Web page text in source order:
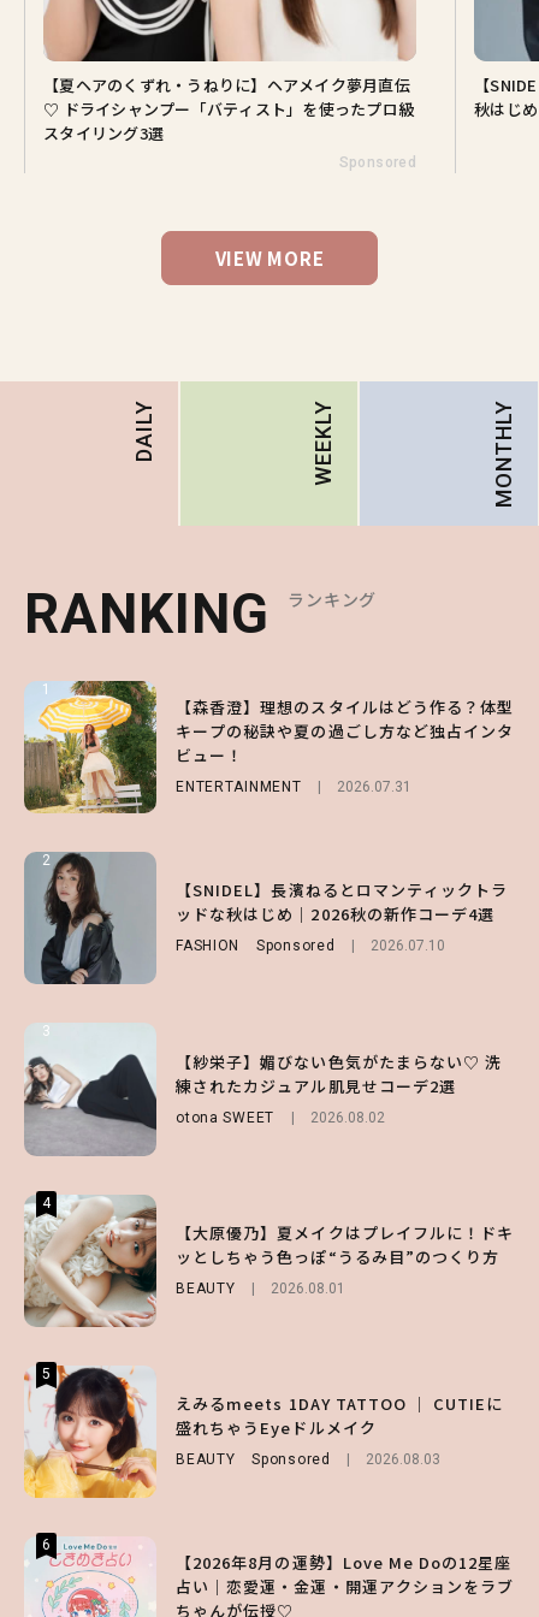
【夏ヘアのくずれ・うねりに】ヘアメイク夢月直伝
♡ ドライシャンプー「バティスト」を使ったプロ級
スタイリング3選
Sponsored
【
秋はじ
VIEW MORE
DAILY WEEKLY MONTHLY
RANKING ランキング
1
【森香澄】理想のスタイルはどう作る？体型
キープの秘訣や夏の過ごし方など独占インタ
ビュー！
ENTERTAINMENT 2026.07.31
2
【SNIDEL】長濱ねるとロマンティックトラ
ッドな秋はじめ｜2026秋の新作コーデ4選
FASHION Sponsored 2026.07.10
3
【紗栄子】媚びない色気がたまらない♡ 洗
練されたカジュアル肌見せコーデ2選
otona SWEET 2026.08.02
4
【大原優乃】夏メイクはプレイフルに！ドキ
ッとしちゃう色っぽ“うるみ目”のつくり方
BEAUTY 2026.08.01
5
えみるmeets 1DAY TATTOO ｜ CUTIEに
盛れちゃうEyeドルメイク
BEAUTY Sponsored 2026.08.03
6
【2026年8月の運勢】Love Me Doの12星座
占い｜恋愛運・金運・開運アクションをラブ
ちゃんが伝授♡
RANKING ランキング
1
【ハローキティ】がスシローと初コラボ♡
第1弾の気になるメニュー＆限定グッズを総
チェック！
LIFESTYLE 2026.07.31
2
【大原優乃】夏メイクはプレイフルに！ドキ
ッとしちゃう色っぽ“うるみ目”のつくり方
BEAUTY 2026.08.01
3
【スタバ】約160通りのカスタマイズができ
る⁉ 39店舗限定『My フルーツ³ フラペチー
ノ®』を徹底レポ♡
2026.07.30
4
くりくるし、すごく新鮮で心地いい」ヘアカ
ットの様子を独占でお届け♡
ENTERTAINMENT
5
【森香澄】理想のスタイルはどう作る？体型
キープの秘訣や夏の過ごし方など独占インタ
ビュー！
ENTERTAINMENT 2026.07.31
6
【SNIDEL】長濱ねるとロマンティックトラ
ッドな秋はじめ｜2026秋の新作コーデ4選
RANKING ランキング
1
【SNIDEL】長濱ねるとロマンティックトラ
ッドな秋はじめ｜2026秋の新作コーデ4選
2
【付録】総柄ハローキティが可愛すぎ♡ 紀
ノ国屋コラボの“優秀保冷バッグ”は夏の強
い味方！【オトナミューズ9月号増刊】
3
【谷まりあ】夏は“シアースカート”でさり
げなく肌見せ！透け感のニュアンスを楽しめ
るマストハブアイテム4選
2026.07.19
4
月直伝♡ ドライシャンプー「バティスト」
を使ったプロ級スタイリング3選
Sponsored
5
【ハローキティ】がスシローと初コラボ♡
第1弾の気になるメニュー＆限定グッズを総
チェック！
2026.07.31
6
【GU】夏の“主役級”アイテム決定！ヘルシ
ー＆可愛すぎる「大人の肌見せ」トップス3
選